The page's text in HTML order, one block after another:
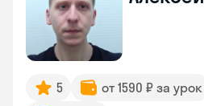
5 от 1590 ₽ за урок